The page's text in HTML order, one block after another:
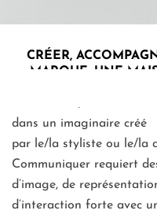
CRÉER,
MARQUE, UNE
dans un imaginaire créé
par le/la styliste ou le/la
Communiquer requiert
d’image, de
d’interaction forte avec